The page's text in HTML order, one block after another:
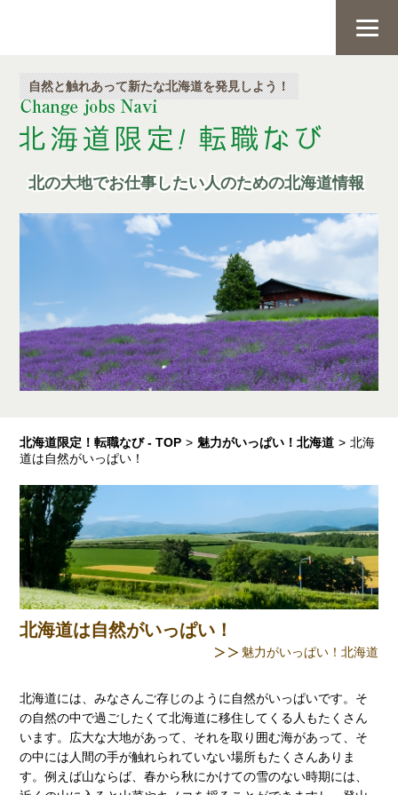
自然と触れあって新たな北海道を発見しよう！
北の大地でお仕事したい人のための北海道情報
北海道限定！転職なび - TOP > 魅力がいっぱい！北海道 > 北海
道は自然がいっぱい！
北海道は自然がいっぱい！
魅力がいっぱい！北海道
北海道には、みなさんご存じのように自然がいっぱいです。そ
の自然の中で過ごしたくて北海道に移住してくる人もたくさん
います。広大な大地があって、それを取り囲む海があって、そ
の中には人間の手が触れられていない場所もたくさんありま
す。例えば山ならば、春から秋にかけての雪のない時期には、